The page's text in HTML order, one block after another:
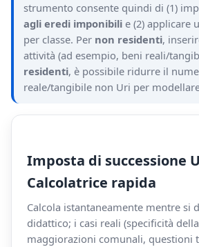
strumento consente quindi di (1)
agli eredi imponibili e (2) applicare
per classe. Per non residenti,
attività (ad esempio, beni reali/
residenti, è possibile ridurre il
reale/tangibile non Uri per
Imposta di successione
Calcolatrice rapida
Calcola istantaneamente mentre si
didattico; i casi reali (specificità
maggiorazioni comunali, questioni